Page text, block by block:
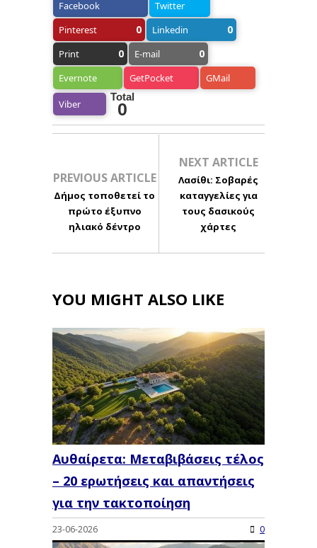
Facebook
Twitter
Pinterest
0 Linkedin 0
Print 0 E-mail 0
Evernote GetPocket GMail
Viber
Total
0
PREVIOUS ARTICLE
Δήμος τοποθετεί το
πρώτο έξυπνο
ηλιακό δέντρο
NEXT ARTICLE
Λασίθι: Σοβαρές
καταγγελίες για
τους δασικούς
χάρτες
YOU MIGHT ALSO LIKE
Αυθαίρετα: Μεταβιβάσεις τέλος
– 20 ερωτήσεις και απαντήσεις
για την τακτοποίηση
23-06-2026 0